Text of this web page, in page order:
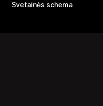
Svetainės schema